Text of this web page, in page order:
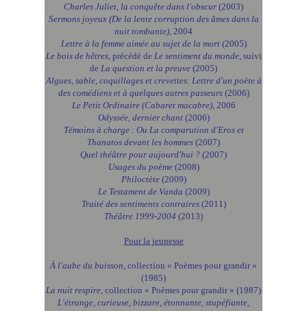
Charles Juliet, la conquête dans l'obscur (2003)
Sermons joyeux (De la lente corruption des âmes dans la
nuit tombante) , 2004
Lettre à la femme aimée au sujet de la mort(2005)
Le bois de hêtres, précédé de Le sentiment du monde, suivi
de La question et la preuve (2005)
Algues, sable, coquillages et crevettes: Lettre d'un poète à
des comédiens et à quelques autres passeurs(2006)
Le Petit Ordinaire (Cabaret macabre), 2006
Odyssée, dernier chant(2006)
Témoins à charge : Ou La comparution d'Eros et
Thanatos devant les hommes (2007)
Quel théâtre pour aujourd'hui ? (2007)
Usages du poème(2008)
Philoctète(2009)
Le Testament de Vanda (2009)
Traité des sentiments contraires(2011)
Théâtre 1999-2004 (2013)
Pour la jeunesse
À l'aube du buisson , collection « Poèmes pour grandir »
(1985)
La nuit respire , collection « Poèmes pour grandir » (1987)
L'étrange, curieuse, bizzare, étonnante, stupéfiante,